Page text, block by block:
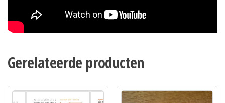
Gerelateerde producten